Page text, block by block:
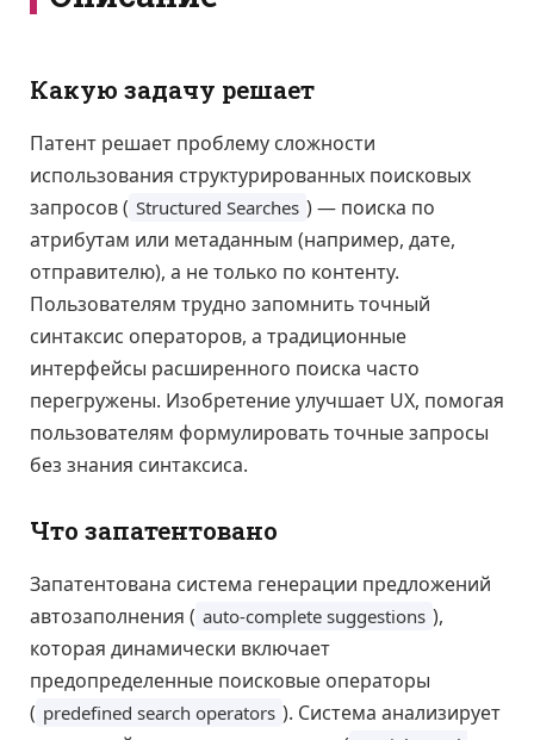
Какую задачу решает
Патент решает проблему сложности
использования структурированных поисковых
запросов ( Structured Searches ) — поиска по
атрибутам или метаданным (например, дате,
отправителю), а не только по контенту.
Пользователям трудно запомнить точный
синтаксис операторов, а традиционные
интерфейсы расширенного поиска часто
перегружены. Изобретение улучшает UX, помогая
пользователям формулировать точные запросы
без знания синтаксиса.
Что запатентовано
Запатентована система генерации предложений
автозаполнения ( auto-complete suggestions ),
которая динамически включает
предопределенные поисковые операторы
( predefined search operators ). Система анализирует